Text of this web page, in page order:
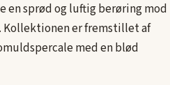
en sprød og luftig berøring mod
Kollektionen er fremstillet af
med en blød